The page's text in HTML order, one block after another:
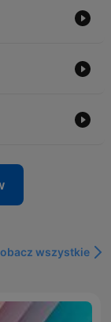
wszystkie